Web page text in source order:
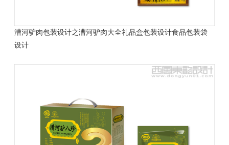
漕河驴肉包装设计之漕河驴肉大全礼品盒包装设计食品包装袋
设计